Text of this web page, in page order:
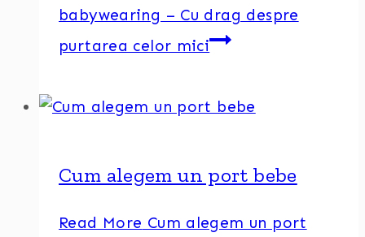
babywearing – Cu drag despre
purtarea celor mici
Cum alegem un port bebe
Read More Cum alegem un port